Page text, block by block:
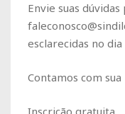
Envie suas
esclarecidas no dia
Contamos com
Inscrição gratuita.